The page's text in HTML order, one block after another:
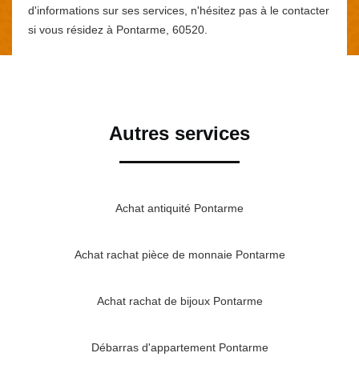
d'informations sur ses services, n'hésitez pas à le contacter
si vous résidez à Pontarme, 60520.
Autres services
Achat antiquité Pontarme
Achat rachat pièce de monnaie Pontarme
Achat rachat de bijoux Pontarme
Débarras d'appartement Pontarme